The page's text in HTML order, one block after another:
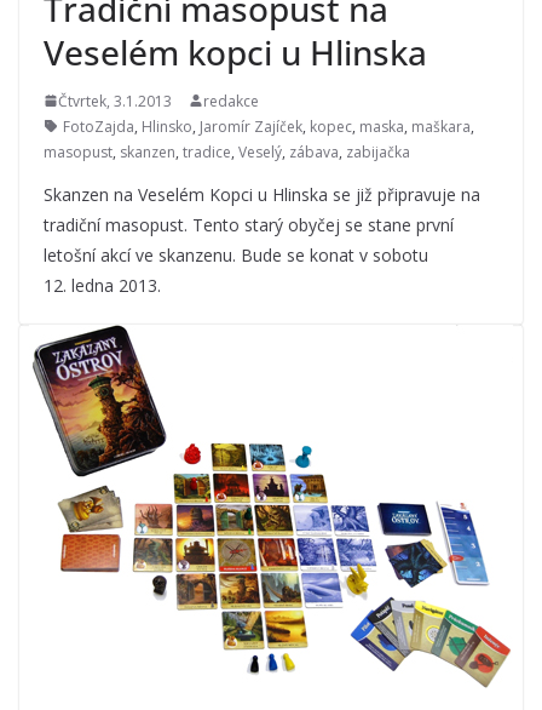
Veselém kopci u Hlinska
Čtvrtek, 3.1.2013
redakce
FotoZajda, Hlinsko, Jaromír Zajíček, kopec, maska, maškara,
masopust, skanzen, tradice, Veselý, zábava, zabijačka
Skanzen na Veselém Kopci u Hlinska se již připravuje na
tradiční masopust. Tento starý obyčej se stane první
letošní akcí ve skanzenu. Bude se konat v sobotu
12. ledna 2013.